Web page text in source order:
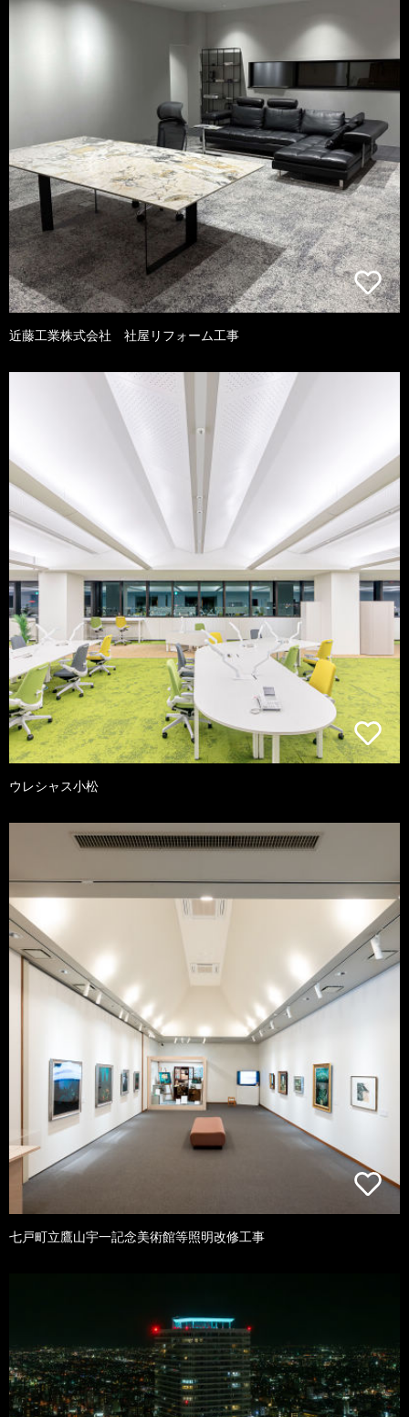
近藤工業株式会社 社屋リフォーム工事
ウレシャス小松
七戸町立鷹山宇一記念美術館等照明改修工事